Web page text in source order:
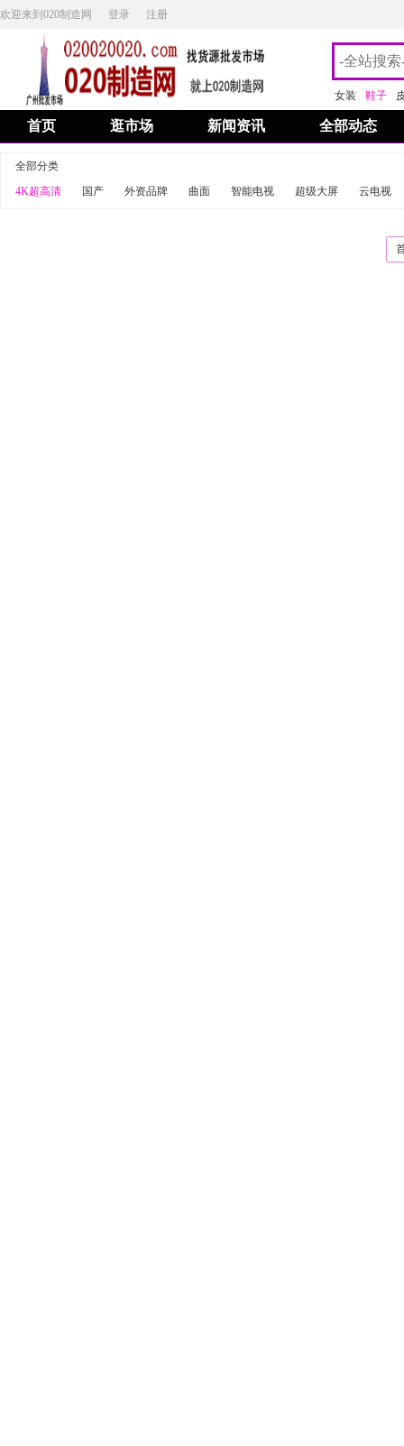
欢迎来到020制造网 登录 注册
女装 鞋子
首页 逛市场 新闻资讯 全部动态
全部分类
4K超高清
国产 外资品牌 曲面 智能电视 超级大屏 云电视